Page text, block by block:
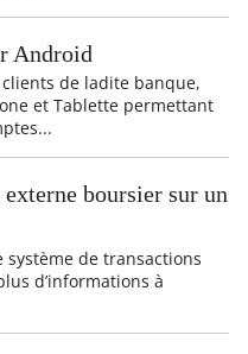
Android
de ladite banque,
et Tablette permettant
boursier sur un
système de transactions
d’informations à